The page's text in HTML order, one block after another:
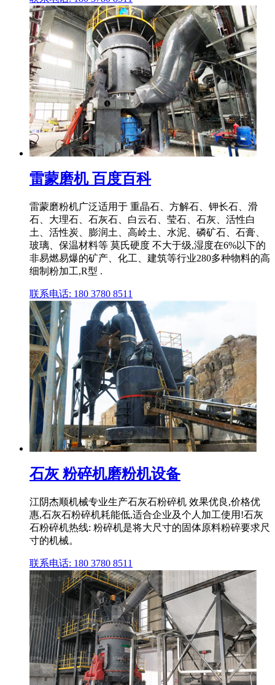
雷蒙磨机 百度百科
雷蒙磨粉机广泛适用于 重晶石、方解石、钾长石、滑
石、大理石、石灰石、白云石、莹石、石灰、活性白
土、活性炭、膨润土、高岭土、水泥、磷矿石、石膏、
玻璃、保温材料等 莫氏硬度 不大于级,湿度在6%以下的
非易燃易爆的矿产、化工、建筑等行业280多种物料的高
细制粉加工,R型 .
联系电话: 180 3780 8511
石灰 粉碎机磨粉机设备
江阴杰顺机械专业生产石灰石粉碎机 效果优良,价格优
惠,石灰石粉碎机耗能低,适合企业及个人加工使用!石灰
石粉碎机热线: 粉碎机是将大尺寸的固体原料粉碎要求尺
寸的机械。
联系电话: 180 3780 8511